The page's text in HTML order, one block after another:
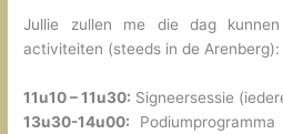
Jullie zullen me die dag
activiteiten (steeds in de Arenberg):
11u10 – 11u30: Signeersessie
13u30-14u00: